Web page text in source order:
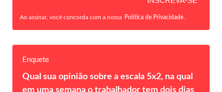
Ao assinar, você concorda com a nossa Política de Privacidade.
Enquete
Qual sua opinião sobre a escala 5x2, na qual